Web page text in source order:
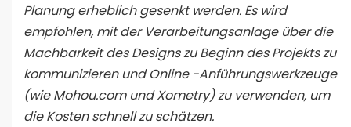
Planung erheblich gesenkt werden. Es wird
empfohlen, mit der Verarbeitungsanlage über die
Machbarkeit des Designs zu Beginn des Projekts zu
kommunizieren und Online -Anführungswerkzeuge
(wie Mohou.com und Xometry) zu verwenden, um
die Kosten schnell zu schätzen.